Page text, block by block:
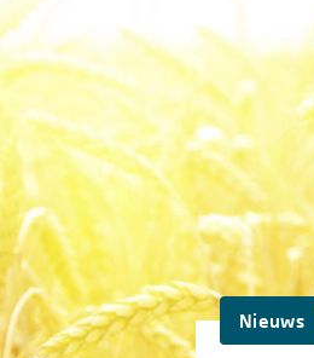
Nieuws